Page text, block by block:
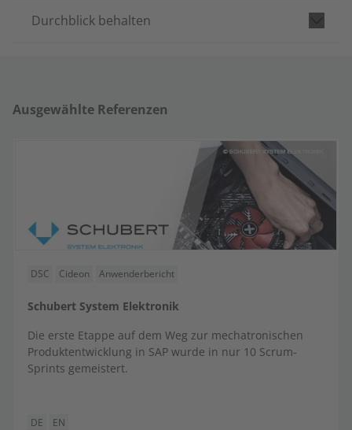
Durchblick behalten
Ausgewählte Referenzen
DSC Cideon Anwenderbericht
Schubert System Elektronik
Die erste Etappe auf dem Weg zur mechatronischen
Produktentwicklung in SAP wurde in nur 10 Scrum-
Sprints gemeistert.
DE EN